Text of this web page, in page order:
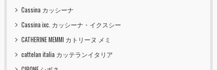
Cassina カッシーナ
Cassina ixc. カッシーナ・イクスシー
CATHERINE MEMMI カトリーヌ メミ
cattelan italia カッテランイタリア